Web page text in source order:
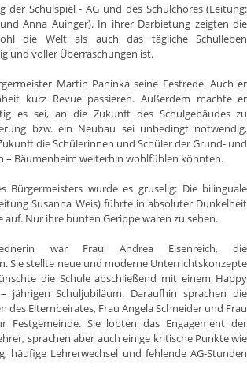
der Schulspiel - AG und des Schulchores (Leitung:
Anna Auinger). In ihrer Darbietung zeigten die
die Welt als auch das tägliche Schulleben
und voller Überraschungen ist.
Martin Paninka seine Festrede. Auch er
kurz Revue passieren. Außerdem machte er
es sei, an die Zukunft des Schulgebäudes zu
bzw. ein Neubau sei unbedingt notwendig,
die Schülerinnen und Schüler der Grund- und
– Bäumenheim weiterhin wohlfühlen könnten.
Bürgermeisters wurde es gruselig: Die bilinguale
Susanna Weis) führte in absoluter Dunkelheit
auf. Nur ihre bunten Gerippe waren zu sehen.
war Frau Andrea Eisenreich, die
Sie stellte neue und moderne Unterrichtskonzepte
die Schule abschließend mit einem Happy
jährigen Schuljubiläum. Daraufhin sprachen die
des Elternbeirates, Frau Angela Schneider und Frau
Festgemeinde. Sie lobten das Engagement der
sprachen aber auch einige kritische Punkte wie
häufige Lehrerwechsel und fehlende AG-Stunden